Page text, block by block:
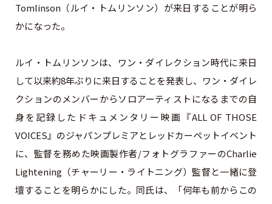
Tomlinson（ルイ・トムリンソン）が来日することが明ら
かになった。
ルイ・トムリンソンは、ワン・ダイレクション時代に来日
して以来約8年ぶりに来日することを発表し、ワン・ダイレ
クションのメンバーからソロアーティストになるまでの自
身を記録したドキュメンタリー映画『ALL OF THOSE
VOICES』のジャパンプレミアとレッドカーペットイベント
に、監督を務めた映画製作者/フォトグラファーのCharlie
Lightening（チャーリー・ライトニング）監督と一緒に登
壇することを明らかにした。同氏は、「何年も前からこの